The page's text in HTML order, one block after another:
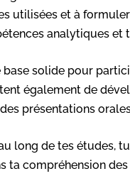
utilisées et à
analytiques et
solide pour
également de
présentations
long de tes études,
ta compréhension